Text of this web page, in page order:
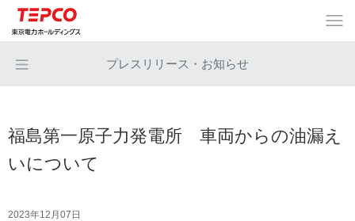
プレスリリース・お知らせ
福島第一原子力発電所 車両からの油漏え
いについて
2023年12月07日